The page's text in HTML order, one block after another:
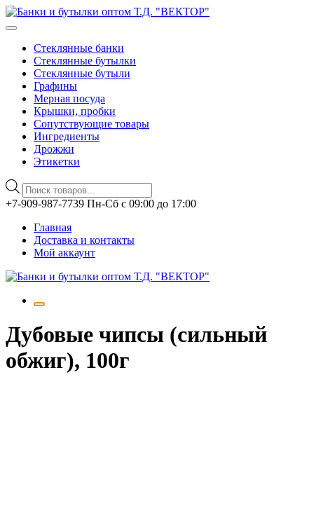
Стеклянные банки
Стеклянные бутылки
Стеклянные бутыли
Графины
Мерная посуда
Крышки, пробки
Сопутствующие товары
Ингредиенты
Дрожжи
Этикетки
Поиск
товаров
Перейти
содержимому
+7-909-987-7739 Пн-Сб с 09:00 до 17:00
Главная
Доставка и контакты
Мой аккаунт
Дубовые чипсы (сильный
обжиг), 100г